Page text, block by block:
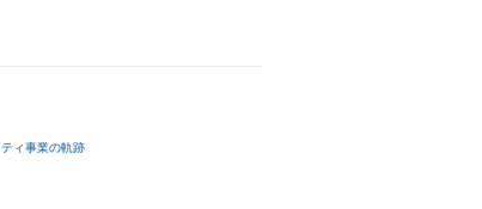
ィ事業の軌跡